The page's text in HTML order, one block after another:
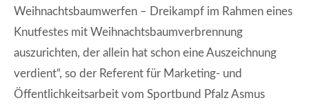
Weihnachtsbaumwerfen – Dreikampf im Rahmen eines
Knutfestes mit Weihnachtsbaumverbrennung
auszurichten, der allein hat schon eine Auszeichnung
verdient“, so der Referent für Marketing- und
Öffentlichkeitsarbeit vom Sportbund Pfalz Asmus